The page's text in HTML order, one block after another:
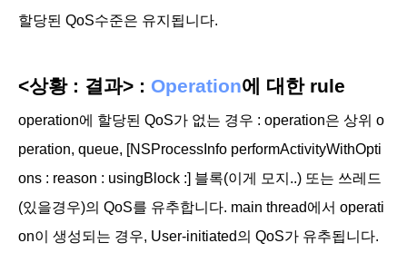
할당된 QoS수준은 유지됩니다.
<상황 : 결과> : Operation에 대한 rule
operation에 할당된 QoS가 없는 경우 : operation은 상위 o
peration, queue, [NSProcessInfo performActivityWithOpti
ons : reason : usingBlock :] 블록(이게 모지..) 또는 쓰레드
(있을경우)의 QoS를 유추합니다. main thread에서 operati
on이 생성되는 경우, User-initiated의 QoS가 유추됩니다.